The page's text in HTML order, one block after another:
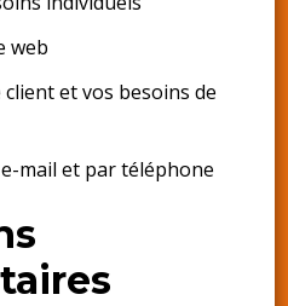
web
et vos besoins de
mail et par téléphone